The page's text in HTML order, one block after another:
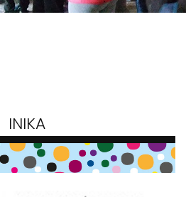
INIKA